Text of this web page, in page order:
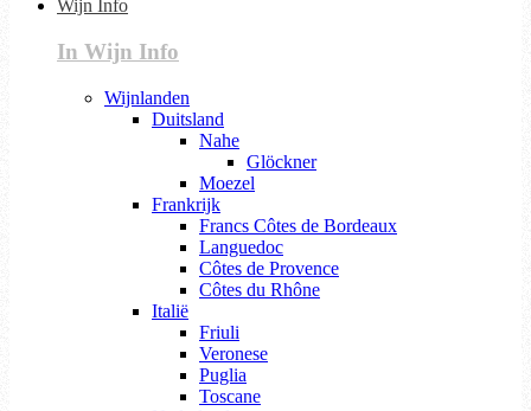
Wijn Info
In Wijn Info
Wijnlanden
Duitsland
Nahe
Glöckner
Moezel
Frankrijk
Francs Côtes de Bordeaux
Languedoc
Côtes de Provence
Côtes du Rhône
Italië
Friuli
Veronese
Puglia
Toscane